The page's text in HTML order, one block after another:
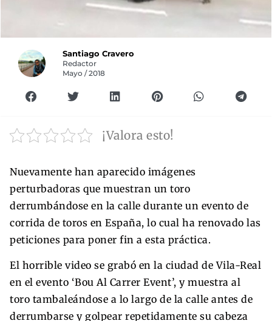
Santiago Cravero
Redactor
Mayo / 2018
¡Valora esto!
Nuevamente han aparecido imágenes
perturbadoras que muestran un toro
derrumbándose en la calle durante un evento de
corrida de toros en España, lo cual ha renovado las
peticiones para poner fin a esta práctica.
El horrible video se grabó en la ciudad de Vila-Real
en el evento ‘Bou Al Carrer Event’, y muestra al
toro tambaleándose a lo largo de la calle antes de
derrumbarse y golpear repetidamente su cabeza